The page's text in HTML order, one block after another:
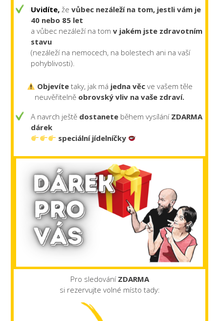
Uvidíte, ževůbec nezáleží na tom, jestli vám je
40 nebo 85 let
a vůbec nezáleží na tom v jakém jste zdravotním
stavu
(nezáleží na nemocech, na bolestech ani na vaší
pohyblivosti).
Objevíte taky, jak má jedna věc ve vašem těle
neuvěřitelně obrovský vliv na vaše zdraví.
A navrch ještě dostanete během vysílání ZDARMA
dárek
speciální jídelníčky
Pro sledování ZDARMA
si rezervujte volné místo tady: